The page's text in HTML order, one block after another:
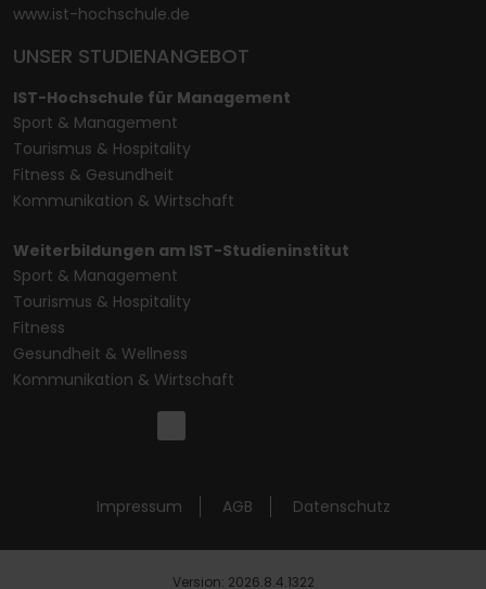
www.ist-hochschule.de
UNSER STUDIENANGEBOT
IST-Hochschule für Management
Sport & Management
Tourismus & Hospitality
Fitness & Gesundheit
Kommunikation & Wirtschaft
Weiterbildungen am IST-Studieninstitut
Sport & Management
Tourismus & Hospitality
Fitness
Gesundheit & Wellness
Kommunikation & Wirtschaft
Impressum AGB Datenschutz
Version: 2026.8.4.1322